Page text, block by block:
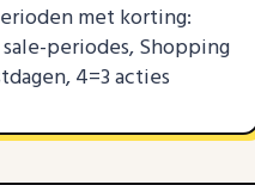
met korting:
periodes, Shopping
4=3 acties